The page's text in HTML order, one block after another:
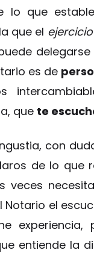
lo que
que el
es de
que te
con
de lo que
veces
el
entiende la